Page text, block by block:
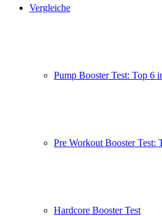
Vergleiche
Pump Booster Test: Top 6
Pre Workout Booster Test:
Hardcore Booster Test